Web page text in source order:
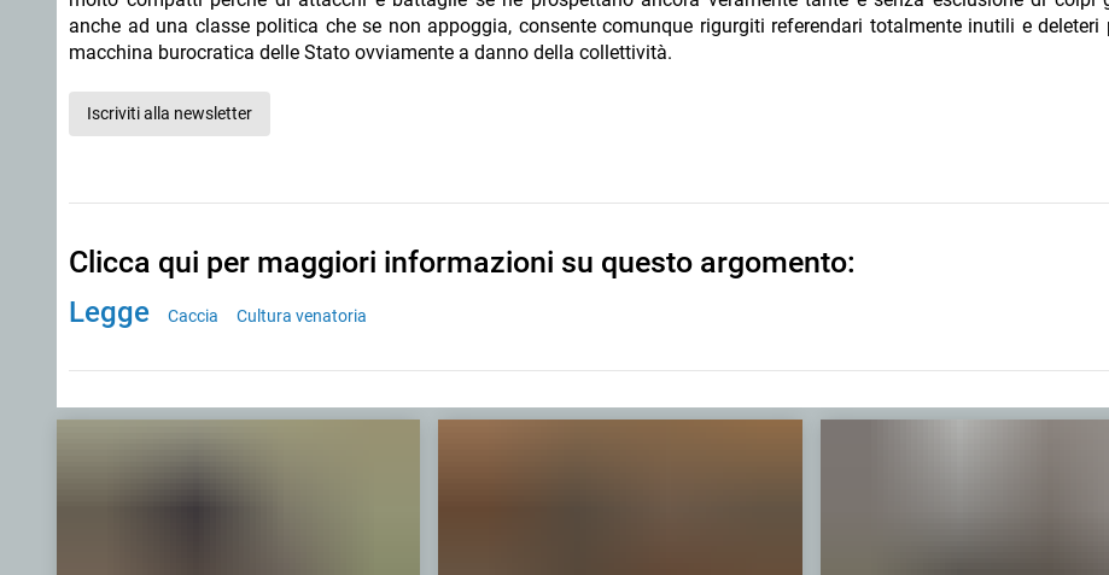
anche ad una classe politica che se non appoggia, consente comunque rigurgiti referendari totalmente inutili e deleteri
macchina burocratica delle Stato ovviamente a danno della collettività.
Iscriviti alla newsletter
Clicca qui per maggiori informazioni su questo argomento:
Legge Caccia Cultura venatoria